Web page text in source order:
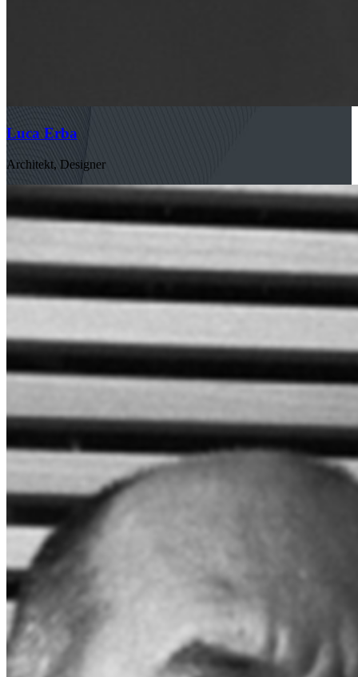
Luca Erba
Architekt, Designer